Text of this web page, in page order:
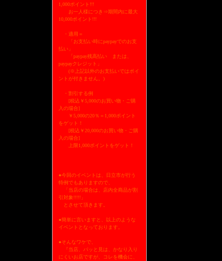
1,000ポイント!!!
お一人様につき⇒期間内に最大
10,000ポイント!!!
・適用＝
「お支払い時にpaypayでのお支
払い」
「paypay残高払い または、
paypayクレジット」
(※上記以外のお支払いではポイ
ントが付きません。)
・割引する例
[税込￥5,000のお買い物・ご購
入の場合]
￥5,000の20％＝1,000ポイント
をゲット！
[税込￥20,000のお買い物・ご購
入の場合]
上限1,000ポイントをゲット！
●今回のイベントは、日立市が行う
特例でもありますので、
「当店の場合は、店内全商品が割
引対象!!!!!」
とさせて頂きます。
●簡単に言いますと、以上のような
イベントとなっております。
●そんなワケで、
『当店、パッと見は、かなり入り
にくいお店ですが、コレを機会に、